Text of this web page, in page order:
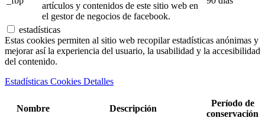
artículos y contenidos de este sitio web en
el gestor de negocios de facebook.
estadísticas
Estas cookies permiten al sitio web recopilar estadísticas anónimas y
mejorar así la experiencia del usuario, la usabilidad y la accesibilidad
del contenido.
Estadísticas Cookies Detalles
Nombre Descripción
Período de
conservación